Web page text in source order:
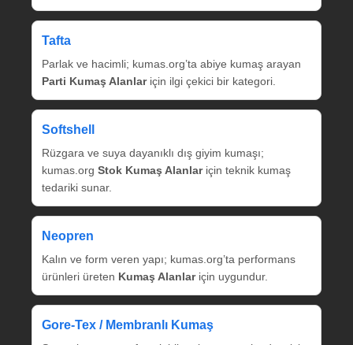
Tafta
Parlak ve hacimli; kumas.org’ta abiye kumaş arayan
Parti Kumaş Alanlariçin ilgi çekici bir kategori.
Softshell
Rüzgara ve suya dayanıklı dış giyim kumaşı;
kumas.org Stok Kumaş Alanlariçin teknik kumaş
tedariki sunar.
Neopren
Kalın ve form veren yapı; kumas.org’ta performans
ürünleri üreten Kumaş Alanlariçin uygundur.
Gore‑Tex / Membranlı Kumaş